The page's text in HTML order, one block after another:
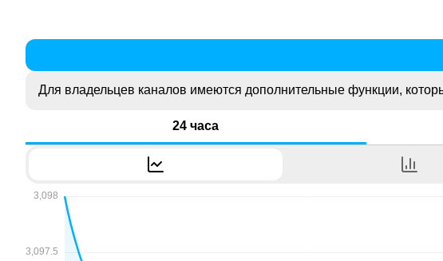
Для владельцев каналов имеются дополнительные функции,
24 часа